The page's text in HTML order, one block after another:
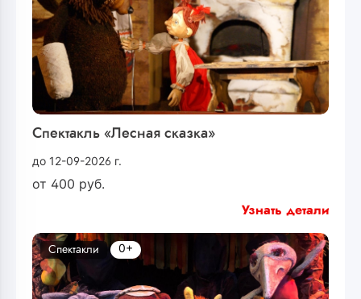
Спектакль «Лесная сказка»
до 12-09-2026 г.
от 400 руб.
Узнать детали
Спектакли 0+